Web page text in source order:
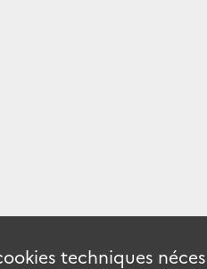
techniques